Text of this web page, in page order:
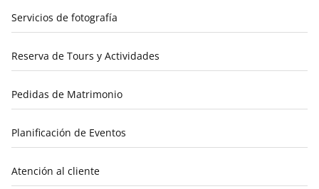
Servicios de fotografía
Reserva de Tours y Actividades
Pedidas de Matrimonio
Planificación de Eventos
Atención al cliente